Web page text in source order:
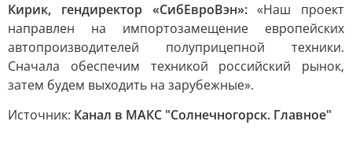
Кирик, гендиректор «СибЕвроВэн»:«Наш проект
направлен на импортозамещение европейских
автопроизводителей полуприцепной техники.
Сначала обеспечим техникой российский рынок,
затем будем выходить на зарубежные».
Источник: Канал в МАКС "Солнечногорск. Главное"